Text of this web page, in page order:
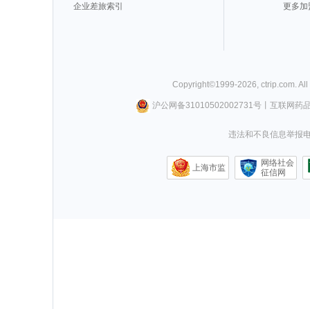
企业差旅索引
更多加
Copyright©1999-2026, ctrip.com.
沪公网备31010502002731号丨 互联网药
违法和不良信息举报
上海市监
网络社会
征信网